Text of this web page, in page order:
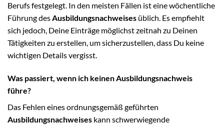
Berufs festgelegt. In den meisten Fällen ist eine wöchentliche
Führung desAusbildungsnachweises üblich. Es empfiehlt
sich jedoch, Deine Einträge möglichst zeitnah zu Deinen
Tätigkeiten zu erstellen, um sicherzustellen, dass Du keine
wichtigen Details vergisst.
Was passiert, wenn ich keinen Ausbildungsnachweis
führe?
Das Fehlen eines ordnungsgemäß geführten
Ausbildungsnachweises kann schwerwiegende